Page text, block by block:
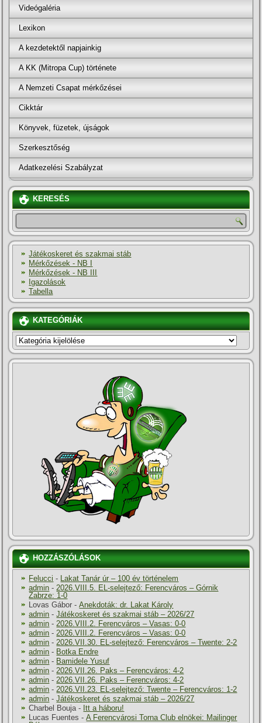
Videógaléria
Lexikon
A kezdetektől napjainkig
A KK (Mitropa Cup) története
A Nemzeti Csapat mérkőzései
Cikktár
Könyvek, füzetek, újságok
Szerkesztőség
Adatkezelési Szabályzat
KERESÉS
Játékoskeret és szakmai stáb
Mérkőzések - NB I
Mérkőzések - NB III
Igazolások
Tabella
KATEGÓRIÁK
KATEGÓRIÁK
HOZZÁSZÓLÁSOK
Felucci - Lakat Tanár úr – 100 év történelem
admin -2026.VIII.5. EL-selejtező: Ferencváros – Górnik
Zabrze: 1-0
Lovas Gábor -Anekdoták: dr. Lakat Károly
admin -Játékoskeret és szakmai stáb – 2026/27
admin -2026.VIII.2. Ferencváros – Vasas: 0-0
admin -2026.VIII.2. Ferencváros – Vasas: 0-0
admin -2026.VII.30. EL-selejtező: Ferencváros – Twente: 2-2
admin - Botka Endre
admin - Bamidele Yusuf
admin -2026.VII.26. Paks – Ferencváros: 4-2
admin -2026.VII.26. Paks – Ferencváros: 4-2
admin -2026.VII.23. EL-selejtező: Twente – Ferencváros: 1-2
admin -Játékoskeret és szakmai stáb – 2026/27
Charbel Bouja- Itt a háboru!
Lucas Fuentes -A Ferencvárosi Torna Club elnökei: Mailinger